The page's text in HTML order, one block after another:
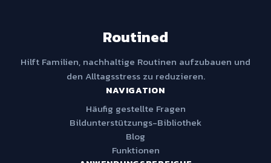
Routined
Hilft Familien, nachhaltige Routinen aufzubauen und
den Alltagsstress zu reduzieren.
NAVIGATION
Häufig gestellte Fragen
Bildunterstützungs-Bibliothek
Blog
Funktionen